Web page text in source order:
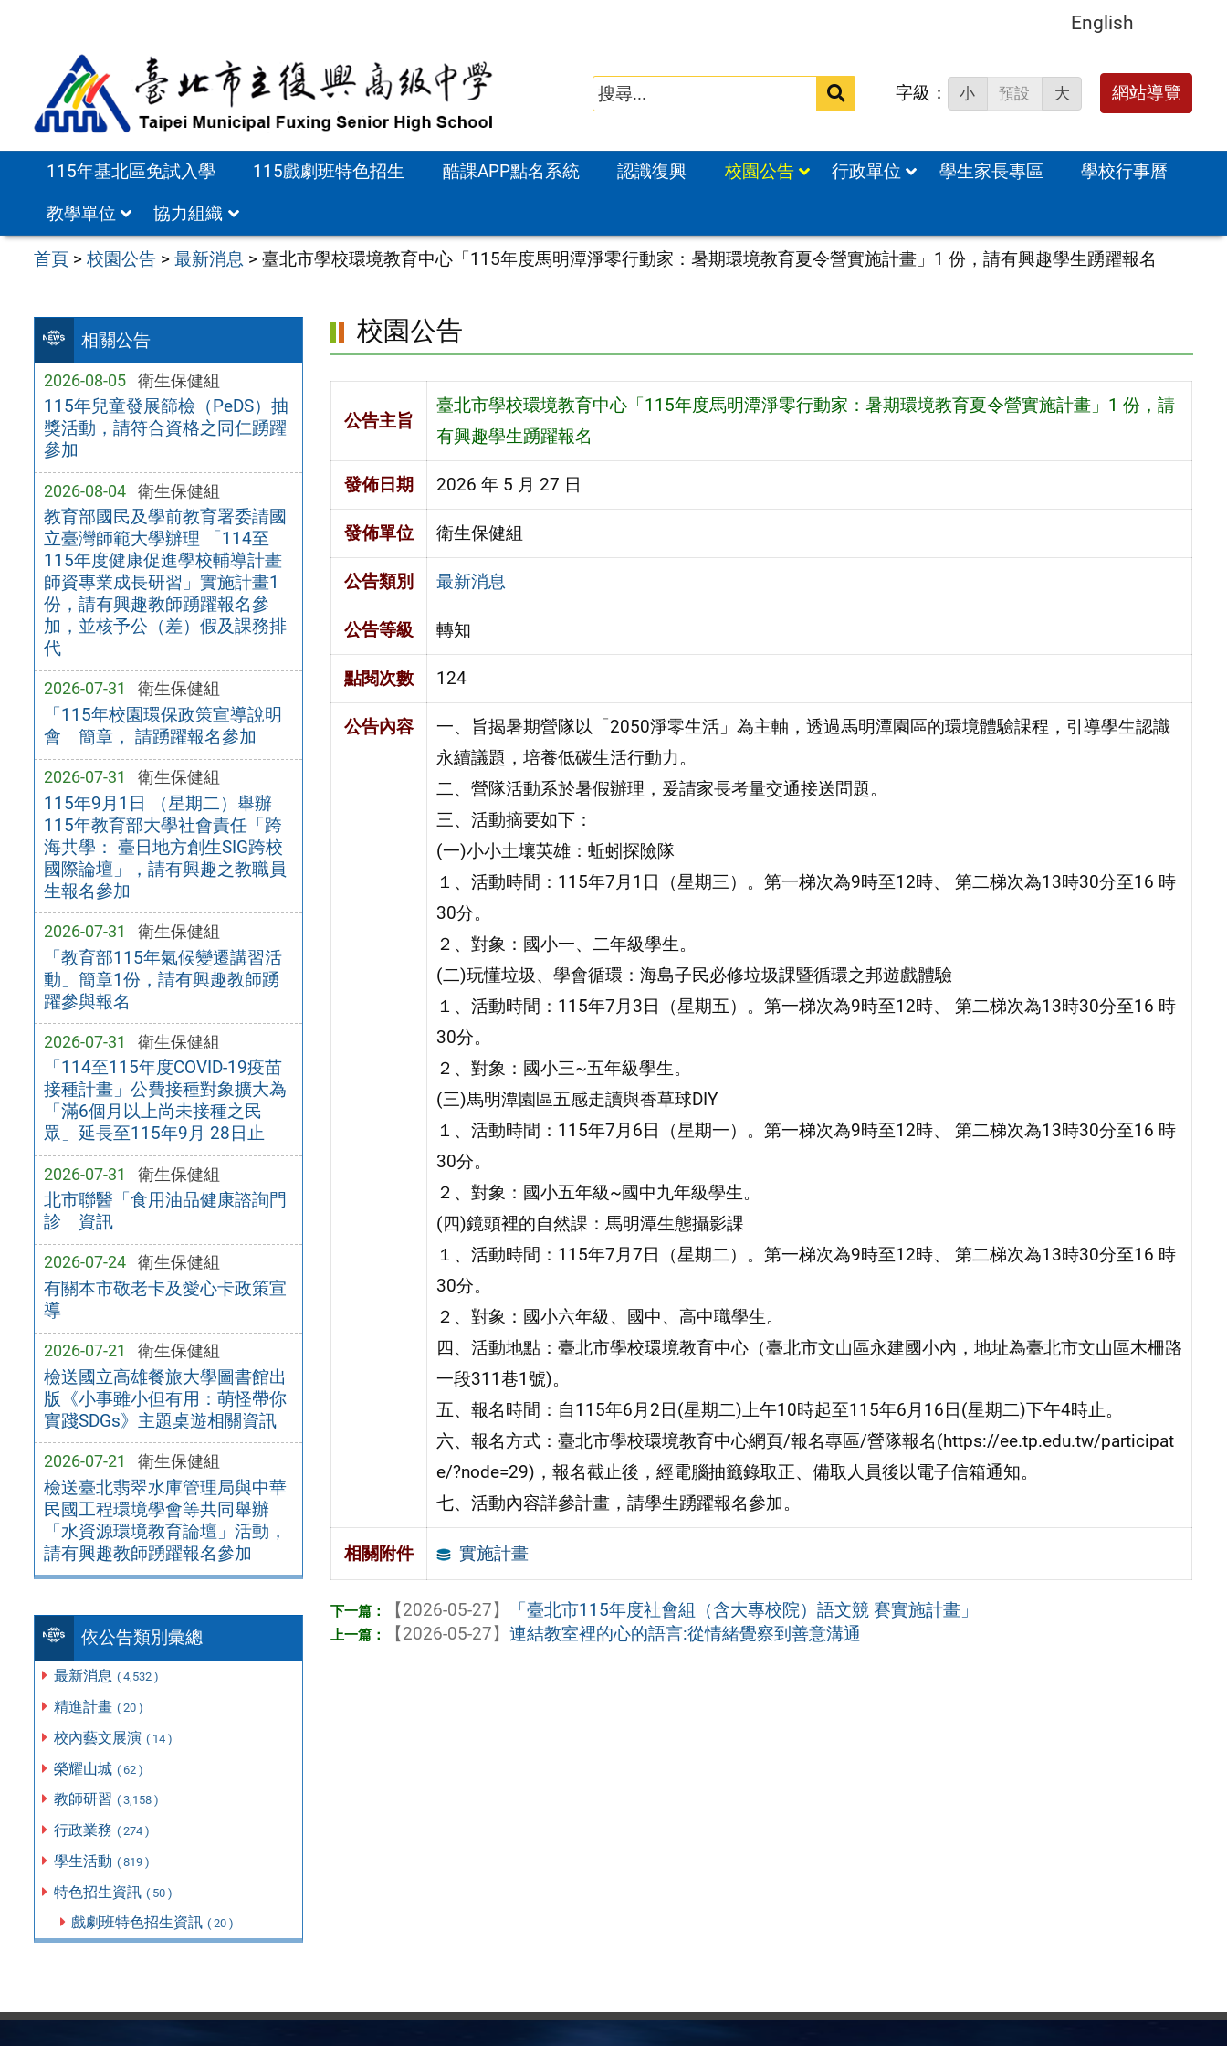
English
搜
字級： 小 預設 大 網站導覽
115年基北區免試入學 115戲劇班特色招生 酷課APP點名系統 認識復興 校園公告 行政單位 學生家長專區
學校行事曆
教學單位
協力組織
首頁 >校園公告 >最新消息 >臺北市學校環境教育中心「115年度馬明潭淨零行動家：暑期環境教育夏令營實施計畫」1 份，請有興趣學生踴躍報名
相關公告
2026-08-05 衛生保健組
115年兒童發展篩檢（PeDS）抽
獎活動，請符合資格之同仁踴躍
參加
2026-08-04 衛生保健組
教育部國民及學前教育署委請國
立臺灣師範大學辦理 「114至
115年度健康促進學校輔導計畫
師資專業成長研習」實施計畫1
份，請有興趣教師踴躍報名參
加，並核予公（差）假及課務排
代
2026-07-31 衛生保健組
「115年校園環保政策宣導說明
會」簡章， 請踴躍報名參加
2026-07-31 衛生保健組
115年9月1日 （星期二）舉辦
115年教育部大學社會責任「跨
海共學： 臺日地方創生SIG跨校
國際論壇」，請有興趣之教職員
生報名參加
2026-07-31 衛生保健組
「教育部115年氣候變遷講習活
動」簡章1份，請有興趣教師踴
躍參與報名
2026-07-31 衛生保健組
「114至115年度COVID-19疫苗
接種計畫」公費接種對象擴大為
「滿6個月以上尚未接種之民
眾」延長至115年9月 28日止
2026-07-31 衛生保健組
北市聯醫「食用油品健康諮詢門
診」資訊
2026-07-24 衛生保健組
有關本市敬老卡及愛心卡政策宣
導
2026-07-21 衛生保健組
檢送國立高雄餐旅大學圖書館出
版《小事雖小但有用：萌怪帶你
實踐SDGs》主題桌遊相關資訊
2026-07-21 衛生保健組
檢送臺北翡翠水庫管理局與中華
民國工程環境學會等共同舉辦
「水資源環境教育論壇」活動，
請有興趣教師踴躍報名參加
依公告類別彙總
最新消息 ( 4,532 )
精進計畫 ( 20 )
校內藝文展演 ( 14 )
榮耀山城 ( 62 )
教師研習 ( 3,158 )
行政業務 ( 274 )
學生活動 ( 819 )
特色招生資訊 ( 50 )
戲劇班特色招生資訊 ( 20 )
校園公告
公告主旨
臺北市學校環境教育中心「115年度馬明潭淨零行動家：暑期環境教育夏令營實施計畫」1 份，請
有興趣學生踴躍報名
發佈日期 2026 年 5 月 27 日
發佈單位 衛生保健組
公告類別 最新消息
公告等級 轉知
點閱次數 124
公告內容
一、旨揭暑期營隊以「2050淨零生活」為主軸，透過馬明潭園區的環境體驗課程，引導學生認識
永續議題，培養低碳生活行動力。
二、營隊活動系於暑假辦理，爰請家長考量交通接送問題。
三、活動摘要如下：
(一)小小土壤英雄：蚯蚓探險隊
１、活動時間：115年7月1日（星期三）。第一梯次為9時至12時、 第二梯次為13時30分至16 時
30分。
２、對象：國小一、二年級學生。
(二)玩懂垃圾、學會循環：海島子民必修垃圾課暨循環之邦遊戲體驗
１、活動時間：115年7月3日（星期五）。第一梯次為9時至12時、 第二梯次為13時30分至16 時
30分。
２、對象：國小三~五年級學生。
(三)馬明潭園區五感走讀與香草球DIY
１、活動時間：115年7月6日（星期一）。第一梯次為9時至12時、 第二梯次為13時30分至16 時
30分。
２、對象：國小五年級~國中九年級學生。
(四)鏡頭裡的自然課：馬明潭生態攝影課
１、活動時間：115年7月7日（星期二）。第一梯次為9時至12時、 第二梯次為13時30分至16 時
30分。
２、對象：國小六年級、國中、高中職學生。
四、活動地點：臺北市學校環境教育中心（臺北市文山區永建國小內，地址為臺北市文山區木柵路
一段311巷1號)。
五、報名時間：自115年6月2日(星期二)上午10時起至115年6月16日(星期二)下午4時止。
六、報名方式：臺北市學校環境教育中心網頁/報名專區/營隊報名(https://ee.tp.edu.tw/participat
e/?node=29)，報名截止後，經電腦抽籤錄取正、備取人員後以電子信箱通知。
七、活動內容詳參計畫，請學生踴躍報名參加。
相關附件 實施計畫
【2026-05-27】
「臺北市115年度社會組（含大專校院）語文競 賽實施計畫」
【2026-05-27】連結教室裡的心的語言:從情緒覺察到善意溝通